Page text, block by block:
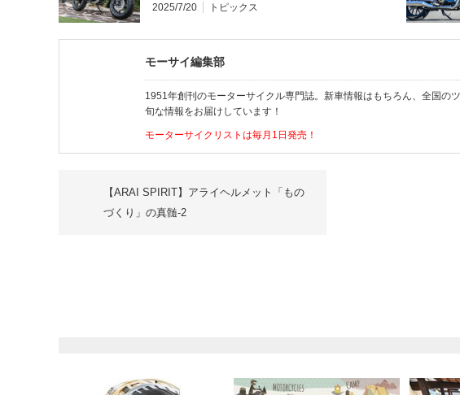
2025/7/20 トピックス
モーサイ編集部
1951年創刊のモーターサイクル専門誌。新車情報はもちろん、全国の
旬な情報をお届けしています！
モーターサイクリストは毎月1日発売！
【ARAI SPIRIT】アライヘルメット「もの
づくり」の真髄-2